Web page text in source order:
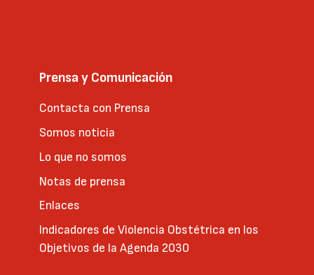
Prensa y Comunicación
Contacta con Prensa
Somos noticia
Lo que no somos
Notas de prensa
Enlaces
Indicadores de Violencia Obstétrica en los
Objetivos de la Agenda 2030